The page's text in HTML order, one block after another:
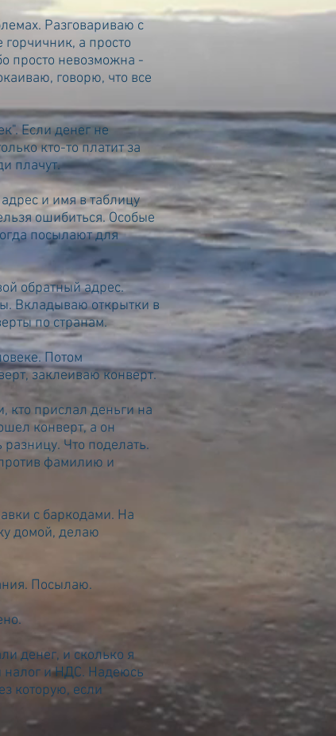
Разговариваю с
а просто
просто невозможна -
говорю, что все
Если денег не
кто-то платит за
плачут.
и имя в таблицу
ошибиться. Особые
посылают для
обратный адрес.
Вкладываю открытки в
по странам.
Потом
заклеиваю конверт.
прислал деньги на
конверт, а он
Что поделать.
фамилию и
с баркодами. На
домой, делаю
Посылаю.
денег, и сколько я
налог и НДС. Надеюсь
которую, если